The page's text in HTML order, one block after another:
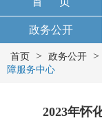
政务公开
首页 > 政务公开 >
障服务中心
2023年怀